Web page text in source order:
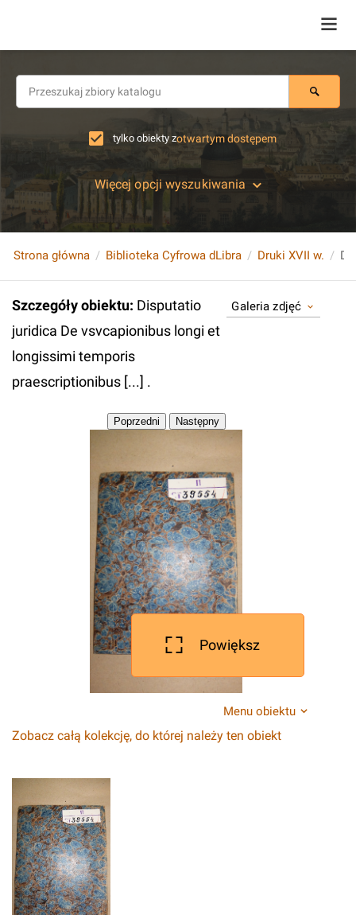
tylko obiekty zotwartym dostępem
Więcej opcji wyszukiwania
Strona główna Biblioteka Cyfrowa dLibra Druki XVII w.
Szczegóły obiektu: Disputatio
juridica De vsvcapionibus longi et
longissimi temporis
praescriptionibus [...] .
Galeria zdjęć
Powiększ
Menu obiektu
Zobacz całą kolekcję, do której należy ten obiekt